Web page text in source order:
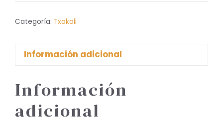
Categoría: Txakoli
Información adicional
Información
adicional